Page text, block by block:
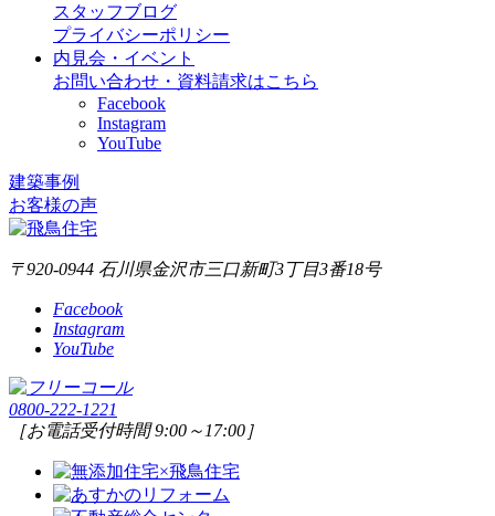
スタッフブログ
プライバシーポリシー
内見会・イベント
お問い合わせ・資料請求はこちら
Facebook
Instagram
YouTube
建築事例
お客様の声
〒920-0944 石川県金沢市三口新町3丁目3番18号
Facebook
Instagram
YouTube
0800-222-1221
［お電話受付時間 9:00～17:00］